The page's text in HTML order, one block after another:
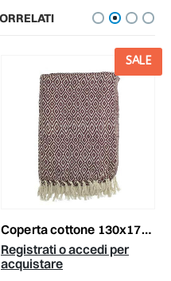
SALE
coperta cottone 130x170cm burgundy
Registrati o accedi per
acquistare